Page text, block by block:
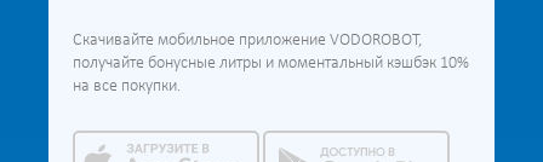
Скачивайте мобильное приложение VODOROBOT,
получайте бонусные литры и моментальный кэшбэк 10%
на все покупки.